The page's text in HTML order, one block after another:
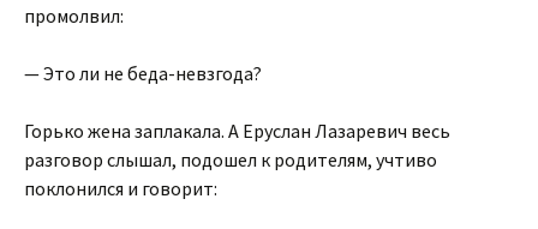
промолвил:
— Это ли не беда-невзгода?
Горько жена заплакала. А Еруслан Лазаревич весь
разговор слышал, подошел к родителям, учтиво
поклонился и говорит: